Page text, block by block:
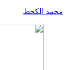
محمد الكحط